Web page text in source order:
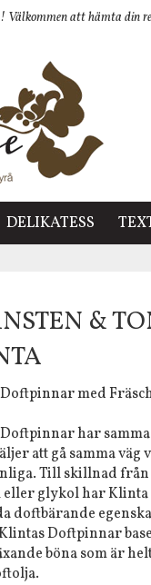
att hämta din
DELIKATESS
&
med
har
att gå samma
Till skillnad från
glykol har Klinta
doftbärande
Doftpinnar
böna som är